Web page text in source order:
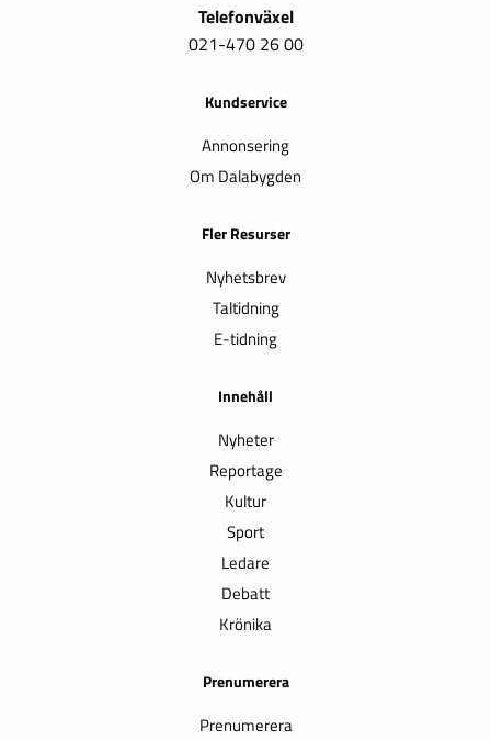
Telefonväxel
021-470 26 00
Kundservice
Annonsering
Om Dalabygden
Fler Resurser
Nyhetsbrev
Taltidning
E-tidning
Innehåll
Nyheter
Reportage
Kultur
Sport
Ledare
Debatt
Krönika
Prenumerera
Prenumerera